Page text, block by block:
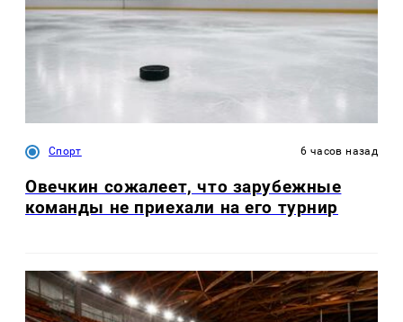
Спорт 6 часов назад
Овечкин сожалеет, что зарубежные
команды не приехали на его турнир